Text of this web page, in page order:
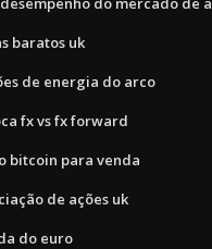
baratos uk
de energia do arco
fx vs fx forward
bitcoin para venda
de ações uk
do euro